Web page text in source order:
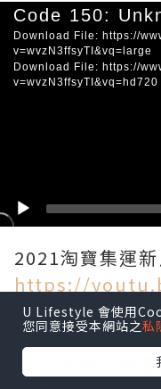
Video
Player
Code 150:
Download File: https://
v=wvzN3ffsyTI&vq=large
Download File: https://
v=wvzN3ffsyTI&vq=hd720
https://
--------
2021年今年集
U Lifestyle 會使用
您同意接受本網站之私